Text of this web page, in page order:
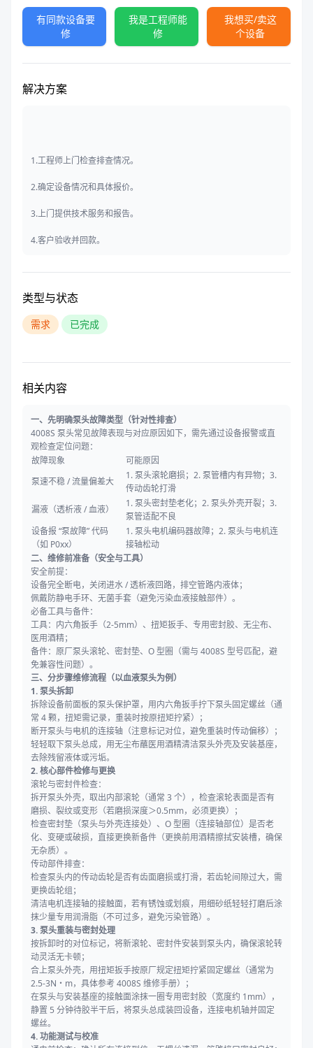
有同款设备要
修
我是工程师能
修
我想买/卖这
个设备
解决方案
1.工程师上门检查排查情况。
2.确定设备情况和具体报价。
3.上门提供技术服务和报告。
4.客户验收并回款。
类型与状态
需求 已完成
相关内容
一、先明确泵头故障类型（针对性排查）
4008S 泵头常见故障表现与对应原因如下，需先通过设备报警或直
观检查定位问题：
故障现象
可能原因
泵速不稳 / 流量偏差大
1. 泵头滚轮磨损；2. 泵管槽内有异物；3.
传动齿轮打滑
漏液（透析液 / 血液）
1. 泵头密封垫老化；2. 泵头外壳开裂；3.
泵管适配不良
设备报 “泵故障” 代码
（如 P0xx）
1. 泵头电机编码器故障；2. 泵头与电机连
接轴松动
二、维修前准备（安全与工具）
安全前提：
设备完全断电，关闭进水 / 透析液回路，排空管路内液体；
佩戴防静电手环、无菌手套（避免污染血液接触部件）。
必备工具与备件：
工具：内六角扳手（2-5mm）、扭矩扳手、专用密封胶、无尘布、
医用酒精；
备件：原厂泵头滚轮、密封垫、O 型圈（需与 4008S 型号匹配，避
免兼容性问题）。
三、分步骤维修流程（以血液泵头为例）
1. 泵头拆卸
拆除设备前面板的泵头保护罩，用内六角扳手拧下泵头固定螺丝（通
常 4 颗，扭矩需记录，重装时按原扭矩拧紧）；
断开泵头与电机的连接轴（注意标记对位，避免重装时传动偏移）；
轻轻取下泵头总成，用无尘布蘸医用酒精清洁泵头外壳及安装基座，
去除残留液体或污垢。
2. 核心部件检修与更换
滚轮与密封件检查：
拆开泵头外壳，取出内部滚轮（通常 3 个），检查滚轮表面是否有
磨损、裂纹或变形（若磨损深度＞0.5mm，必须更换）；
检查密封垫（泵头与外壳连接处）、O 型圈（连接轴部位）是否老
化、变硬或破损，直接更换新备件（更换前用酒精擦拭安装槽，确保
无杂质）。
传动部件排查：
检查泵头内的传动齿轮是否有齿面磨损或打滑，若齿轮间隙过大，需
更换齿轮组；
清洁电机连接轴的接触面，若有锈蚀或划痕，用细砂纸轻轻打磨后涂
抹少量专用润滑脂（不可过多，避免污染管路）。
3. 泵头重装与密封处理
按拆卸时的对位标记，将新滚轮、密封件安装到泵头内，确保滚轮转
动灵活无卡顿；
合上泵头外壳，用扭矩扳手按原厂规定扭矩拧紧固定螺丝（通常为
2.5-3N・m，具体参考 4008S 维修手册）；
在泵头与安装基座的接触面涂抹一圈专用密封胶（宽度约 1mm），
静置 5 分钟待胶半干后，将泵头总成装回设备，连接电机轴并固定
螺丝。
4. 功能测试与校准